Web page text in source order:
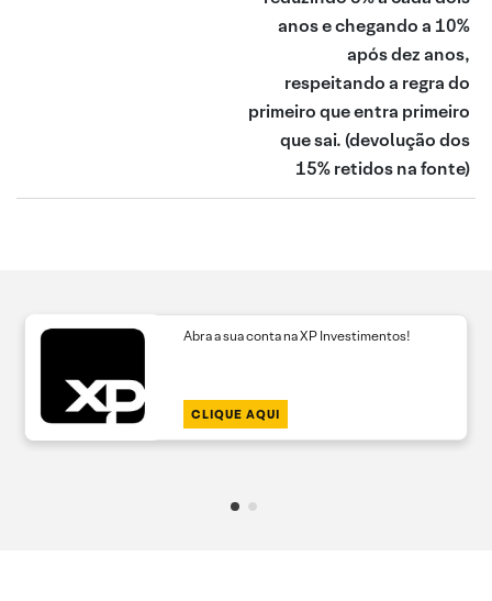
anos e chegando a 10%
após dez anos,
respeitando a regra do
primeiro que entra primeiro
que sai. (devolução dos
15% retidos na fonte)
Abra a sua conta na XP Investimentos!
CLIQUE AQUI